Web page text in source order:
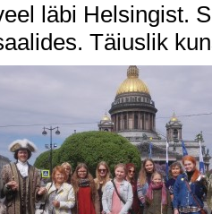
läbi Helsingist.
Täiuslik